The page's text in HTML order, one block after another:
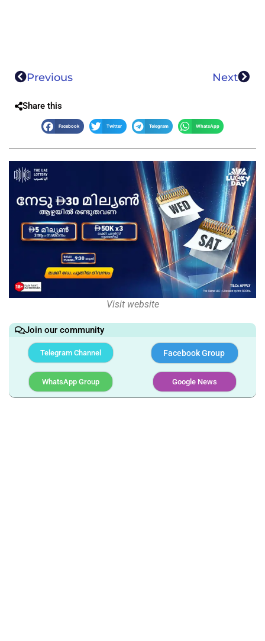
Previous Next
Share this
Facebook Twitter Telegram WhatsApp
Visit website
Join our community
Telegram Channel Facebook Group
WhatsApp Group Google News